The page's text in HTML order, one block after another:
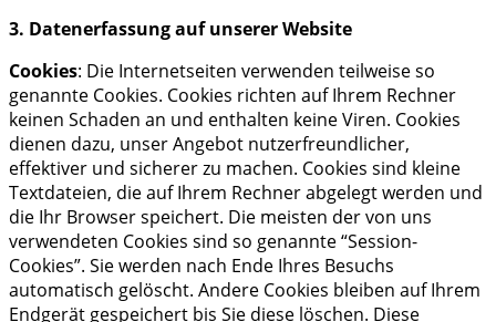
3. Datenerfassung auf unserer Website
Cookies: Die Internetseiten verwenden teilweise so
genannte Cookies. Cookies richten auf Ihrem Rechner
keinen Schaden an und enthalten keine Viren. Cookies
dienen dazu, unser Angebot nutzerfreundlicher,
effektiver und sicherer zu machen. Cookies sind kleine
Textdateien, die auf Ihrem Rechner abgelegt werden und
die Ihr Browser speichert. Die meisten der von uns
verwendeten Cookies sind so genannte “Session-
Cookies”. Sie werden nach Ende Ihres Besuchs
automatisch gelöscht. Andere Cookies bleiben auf Ihrem
Endgerät gespeichert bis Sie diese löschen. Diese